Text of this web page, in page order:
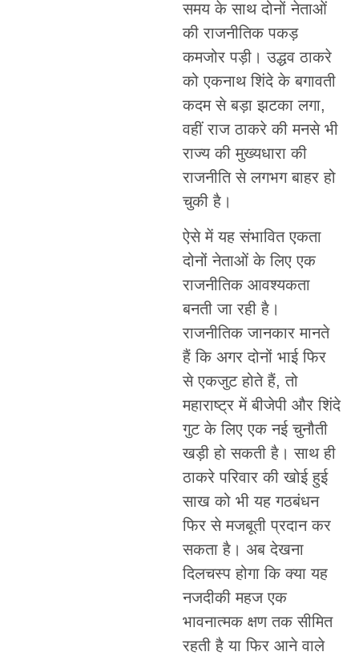
समय के साथ दोनों नेताओं
की राजनीतिक पकड़
कमजोर पड़ी। उद्धव ठाकरे
को एकनाथ शिंदे के बगावती
कदम से बड़ा झटका लगा,
वहीं राज ठाकरे की मनसे भी
राज्य की मुख्यधारा की
राजनीति से लगभग बाहर हो
चुकी है।
ऐसे में यह संभावित एकता
दोनों नेताओं के लिए एक
राजनीतिक आवश्यकता
बनती जा रही है।
राजनीतिक जानकार मानते
हैं कि अगर दोनों भाई फिर
से एकजुट होते हैं, तो
महाराष्ट्र में बीजेपी और शिंदे
गुट के लिए एक नई चुनौती
खड़ी हो सकती है। साथ ही
ठाकरे परिवार की खोई हुई
साख को भी यह गठबंधन
फिर से मजबूती प्रदान कर
सकता है। अब देखना
दिलचस्प होगा कि क्या यह
नजदीकी महज एक
भावनात्मक क्षण तक सीमित
रहती है या फिर आने वाले